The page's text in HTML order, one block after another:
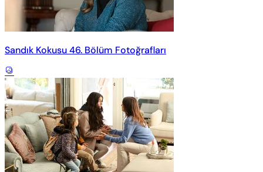
Sandık Kokusu 46. Bölüm Fotoğrafları